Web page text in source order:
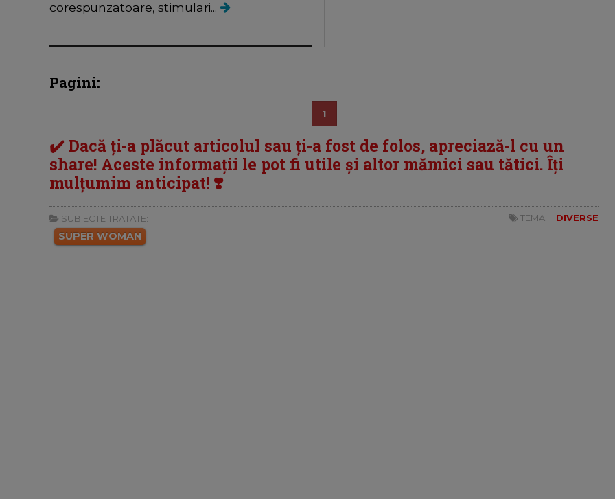
corespunzatoare, stimulari...
Pagini:
1
✔️ Dacă ți-a plăcut articolul sau ți-a fost de folos, apreciază-l cu un
share! Aceste informații le pot fi utile și altor mămici sau tătici. Îți
mulțumim anticipat! ❣️
SUBIECTE TRATATE:
SUPER WOMAN
TEMA: DIVERSE